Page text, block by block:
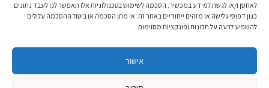
לאחסן ו/או לגשת למידע במכשיר. הסכמה לשימוש בטכנולוגיות אלו תאפשר לנו לעבד נתונים
כגון דפוסי גלישה או מזהים ייחודיים באתר זה. אי מתן הסכמה או ביטול ההסכמה עלולים
להשפיע לרעה על תכונות ופונקציות מסוימות.
אישור
מעמד יועץ מיוחד במועצה הכלכלית
אות "מידות" - העמותה האפקטיבית ביותר